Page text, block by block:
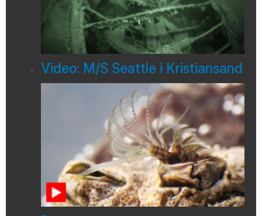
Video: M/S Seattle i Kristiansand